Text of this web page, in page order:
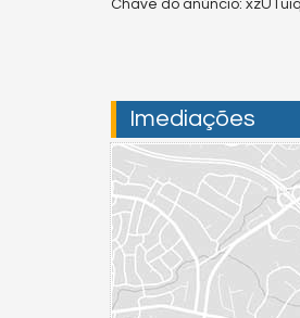
Chave do anúncio:
Imediações